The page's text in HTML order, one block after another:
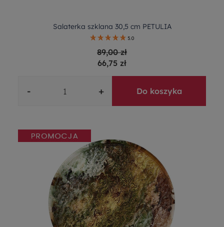
Salaterka szklana 30,5 cm PETULIA
5.0
89,00 zł
66,75 zł
- + Do koszyka